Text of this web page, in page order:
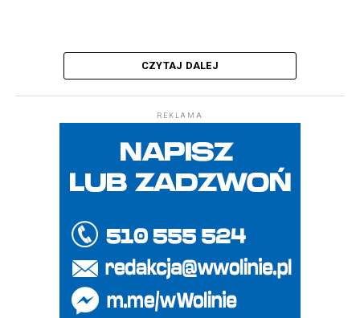
CZYTAJ DALEJ
REKLAMA